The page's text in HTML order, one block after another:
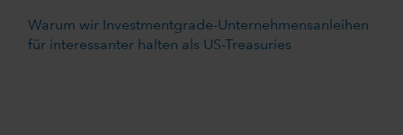
Warum wir Investmentgrade-Unternehmensanleihen
für interessanter halten als US-Treasuries